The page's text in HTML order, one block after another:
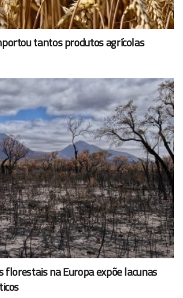
tantos produtos agrícolas
florestais na Europa expõe lacunas